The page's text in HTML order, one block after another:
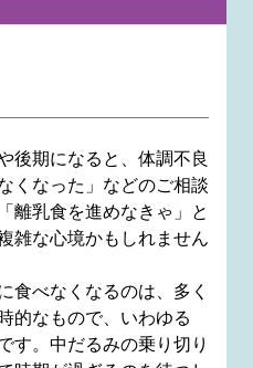
後期になると、体調不良
くなった」などのご相談
離乳食を進めなきゃ」と
雑な心境かもしれません
食べなくなるのは、多く
的なもので、いわゆる
す。中だるみの乗り切り